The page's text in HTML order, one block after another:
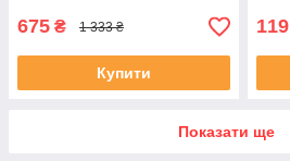
675 ₴ 1 333 ₴
Купити
119
Показати ще